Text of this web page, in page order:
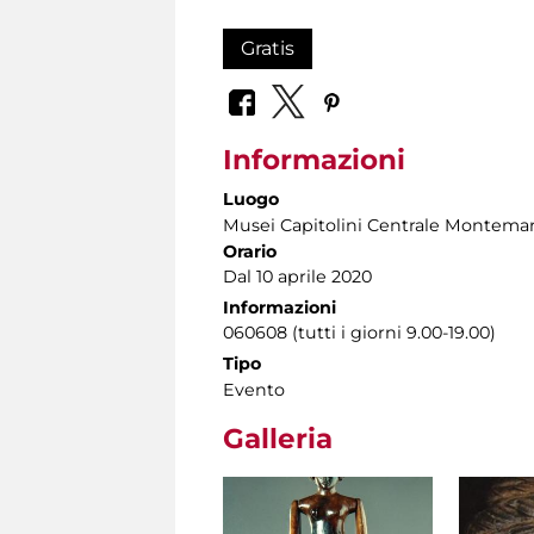
Gratis
Informazioni
Luogo
Musei Capitolini Centrale
Orario
Dal 10 aprile 2020
Informazioni
060608 (tutti i giorni 9.00-19.00)
Tipo
Evento
Galleria